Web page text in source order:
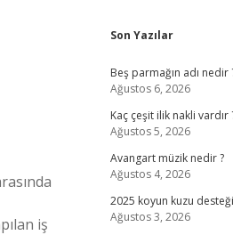
iş
Sidebar
Son Yazılar
Beş parmağın adı nedir
Ağustos 6, 2026
Kaç çeşit ilik nakli vardır
Ağustos 5, 2026
Avangart müzik nedir ?
Ağustos 4, 2026
2025 koyun kuzu
Ağustos 3, 2026